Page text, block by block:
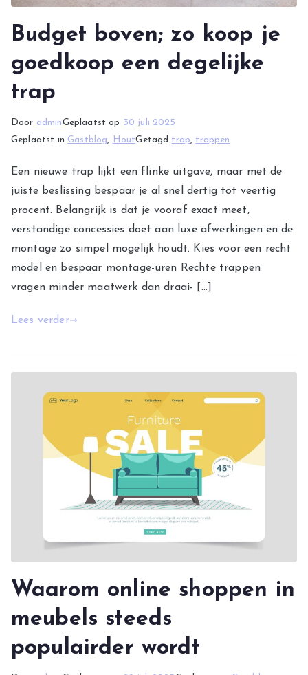
Budget boven; zo koop je
goedkoop een degelijke
trap
Door adminGeplaatst op 30 juli 2025
Geplaatst in Gastblog, HoutGetagd trap, trappen
Een nieuwe trap lijkt een flinke uitgave, maar met de
juiste beslissing bespaar je al snel dertig tot veertig
procent. Belangrijk is dat je vooraf exact meet,
verstandige concessies doet aan luxe afwerkingen en de
montage zo simpel mogelijk houdt. Kies voor een recht
model en bespaar montage-uren Rechte trappen
vragen minder maatwerk dan draai- […]
Lees verder
Waarom online shoppen in
meubels steeds
populairder wordt